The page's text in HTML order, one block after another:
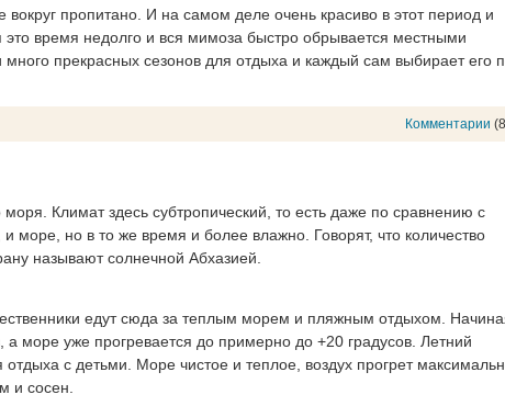
пропитано. И на самом деле очень красиво в этот период и
время недолго и вся мимоза быстро обрывается местными
прекрасных сезонов для отдыха и каждый сам выбирает его
Комментарии
Климат здесь субтропический, то есть даже по сравнению с
море, но в то же время и более влажно. Говорят, что количество
называют солнечной Абхазией.
едут сюда за теплым морем и пляжным отдыхом.
море уже прогревается до примерно до +20 градусов. Летний
с детьми. Море чистое и теплое, воздух прогрет
и сосен.